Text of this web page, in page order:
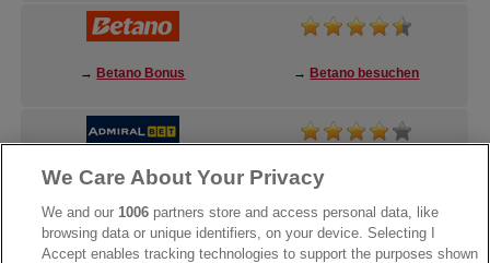
→ Betano Bonus → Betano besuchen
→AdmiralBet Bonus →AdmiralBet besuchen
We Care About Your Privacy
We and our1006 partners store and access personal data, like
browsing data or unique identifiers, on your device. Selecting I
Accept enables tracking technologies to support the purposes shown